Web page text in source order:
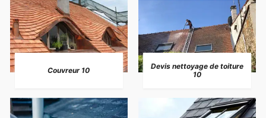
Couvreur 10
Devis nettoyage de toiture
10